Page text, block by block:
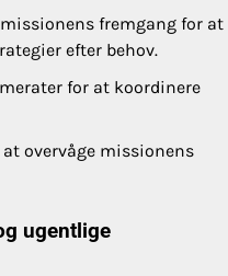
fremgang for at
efter behov.
for at koordinere
overvåge missionens
ugentlige